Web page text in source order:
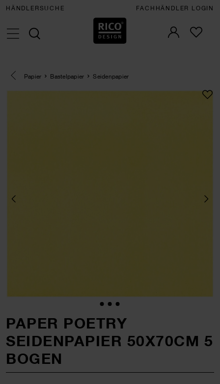
HÄNDLERSUCHE FACHHÄNDLER LOGIN
Eine Kategorie zurück navigieren
Papier Bastelpapier Seidenpapier
PAPER POETRY
SEIDENPAPIER 50X70CM 5
BOGEN